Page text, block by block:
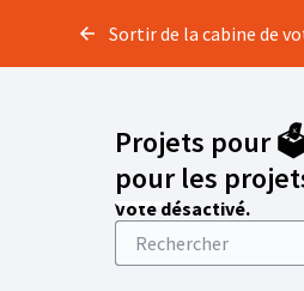
Sortir de la cabine de
Projets pour
pour les
Vote désactivé.